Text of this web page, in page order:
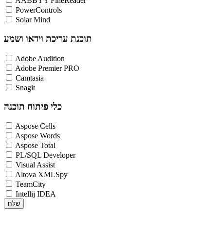
PowerControls
Solar Mind
תוכנת עריכת וידאו ושמע
Adobe Audition
Adobe Premier PRO
Camtasia
Snagit
כלי פיתוח תוכנה
Aspose Cells
Aspose Words
Aspose Total
PL/SQL Developer
Visual Assist
Altova XMLSpy
TeamCity
Intellij IDEA